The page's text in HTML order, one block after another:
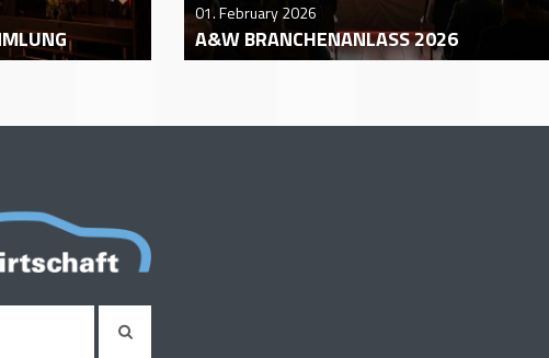
01. February 2026
A&W BRANCHENANLASS 2026